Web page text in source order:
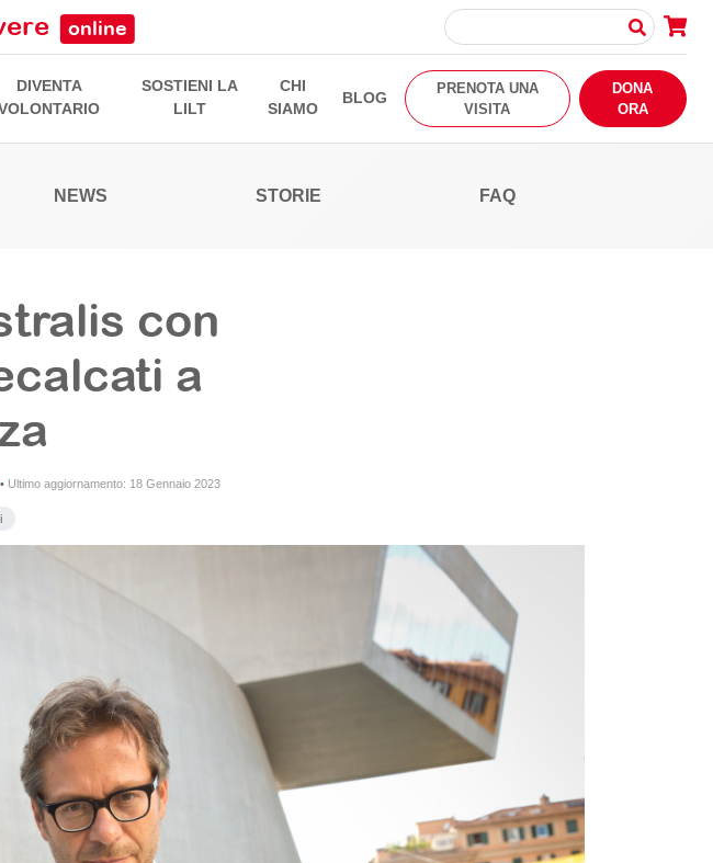
online
DIVENTA
SOSTIENI LA
LILT
CHI
SIAMO
BLOG
PRENOTA UNA
VISITA
DONA
ORA
NEWS STORIE FAQ
con
a
• Ultimo aggiornamento: 18 Gennaio 2023